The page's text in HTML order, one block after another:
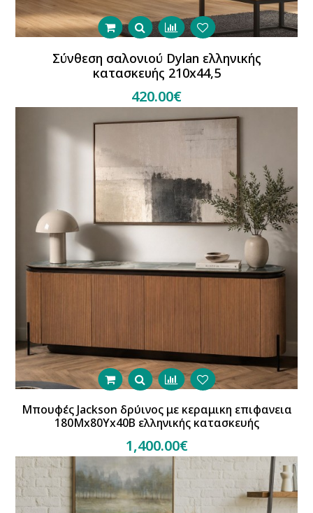
Σύνθεση σαλονιού Dylan ελληνικής
κατασκευής 210x44,5
420.00€
Μπουφές Jackson δρύινος με κεραμικη επιφανεια
180Mx80Yx40B ελληνικής κατασκευής
1,400.00€